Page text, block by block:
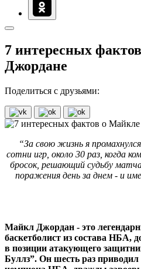
7 интересных
Джордане
Поделиться с друзьями:
“За свою жизнь я
сотни игр, около 30 раз, когда
бросок, решающий судьбу
поражения день за днем - и
Майкл Джордан - это
баскетболист из состава НБА,
в позиции атакующего
Буллз”. Он шесть раз